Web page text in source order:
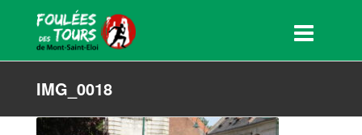
IMG_0018